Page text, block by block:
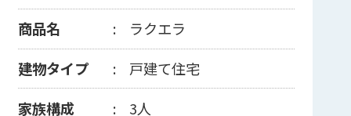
商品名
ラクエラ
建物タイプ
戸建て住宅
家族構成
3人